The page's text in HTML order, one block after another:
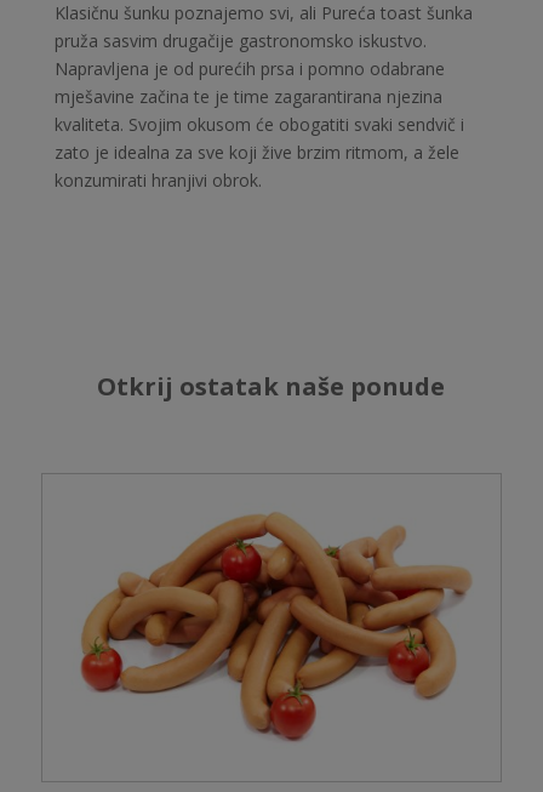
Klasičnu šunku poznajemo svi, ali Pureća toast šunka
pruža sasvim drugačije gastronomsko iskustvo.
Napravljena je od purećih prsa i pomno odabrane
mješavine začina te je time zagarantirana njezina
kvaliteta. Svojim okusom će obogatiti svaki sendvič i
zato je idealna za sve koji žive brzim ritmom, a žele
konzumirati hranjivi obrok.
Otkrij ostatak naše ponude